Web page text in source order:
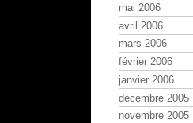
mai 2006
avril 2006
mars 2006
février 2006
janvier 2006
décembre 2005
novembre 2005